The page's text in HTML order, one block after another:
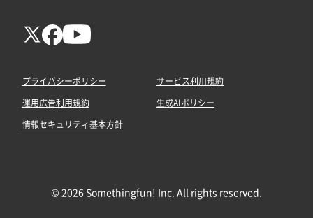
プライバシーポリシー サービス利用規約
運用広告利用規約 生成AIポリシー
情報セキュリティ基本方針
© 2026 Somethingfun! Inc. All rights reserved.